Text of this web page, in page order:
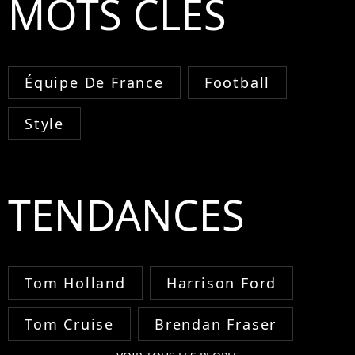
MOTS CLÉS
Équipe De France Football
Style
TENDANCES
Tom Holland Harrison Ford
Tom Cruise Brendan Fraser